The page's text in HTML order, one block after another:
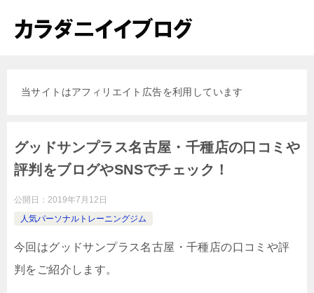
当サイトはアフィリエイト広告を利用しています
グッドサンプラス名古屋・千種店の口コミや
評判をブログやSNSでチェック！
公開日： 2019年7月12日
人気パーソナルトレーニングジム
今回はグッドサンプラス名古屋・千種店の口コミや評
判をご紹介します。